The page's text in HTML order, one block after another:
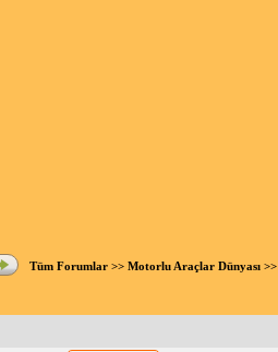
Tüm Forumlar>> Motorlu Araçlar Dünyası>>